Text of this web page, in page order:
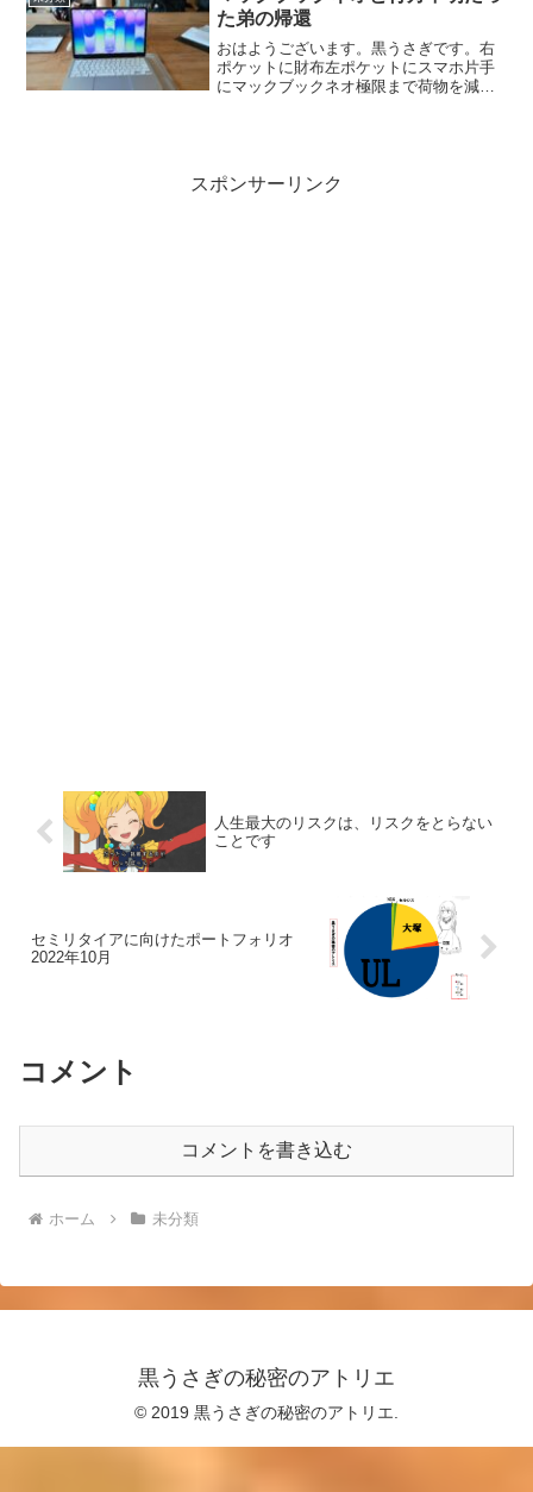
これが配当再投資の力です。えへん(*^^)v
た弟の帰還
おはようございます。黒うさぎです。右
ポケットに財布左ポケットにスマホ片手
にマックブックネオ極限まで荷物を減ら
スポンサーリンク
人生最大のリスクは、リスクをとらない
ことです
セミリタイアに向けたポートフォリオ
2022年10月
コメント
コメントを書き込む
ホーム 未分類
黒うさぎの秘密のアトリエ
© 2019 黒うさぎの秘密のアトリエ.